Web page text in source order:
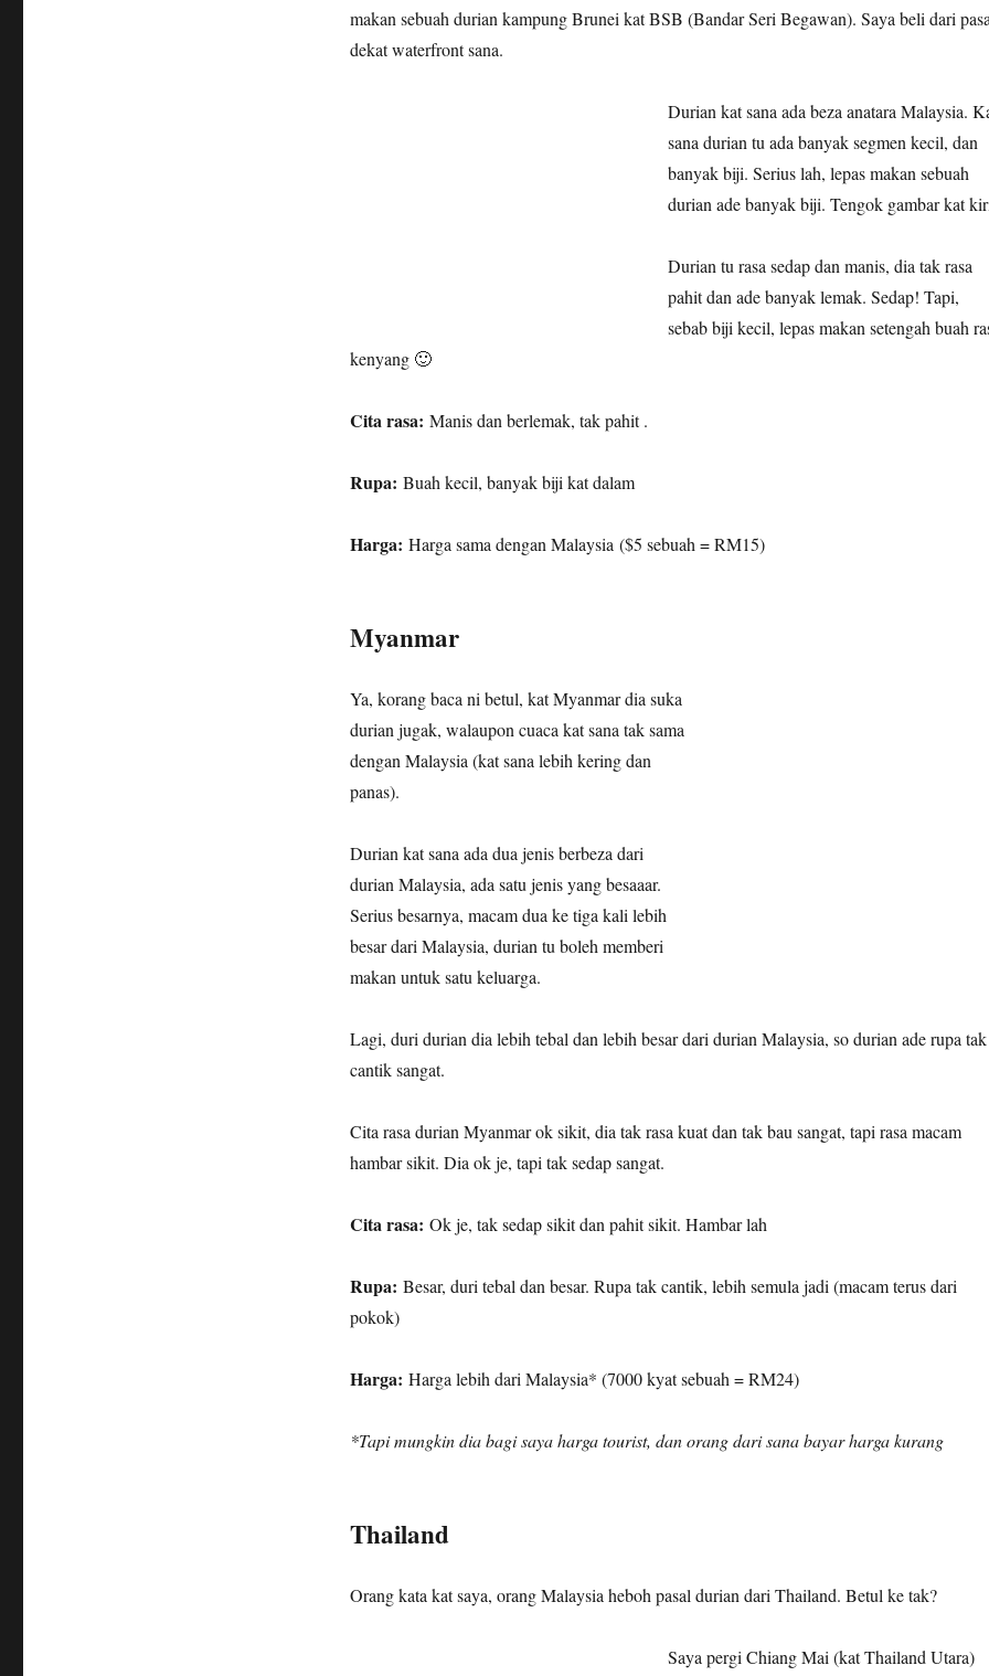
makan sebuah durian kampung Brunei kat BSB (Bandar Seri Begawan). Saya beli dari
dekat waterfront sana.
Durian kat sana ada beza anatara Malaysia.
sana durian tu ada banyak segmen kecil, dan
banyak biji. Serius lah, lepas makan sebuah
durian ade banyak biji. Tengok gambar kat
Durian tu rasa sedap dan manis, dia tak rasa
pahit dan ade banyak lemak. Sedap! Tapi,
sebab biji kecil, lepas makan setengah buah
kenyang 🙂
Cita rasa: Manis dan berlemak, tak pahit .
Rupa: Buah kecil, banyak biji kat dalam
Harga: Harga sama dengan Malaysia ($5 sebuah = RM15)
Myanmar
Ya, korang baca ni betul, kat Myanmar dia suka
durian jugak, walaupon cuaca kat sana tak sama
dengan Malaysia (kat sana lebih kering dan
panas).
Durian kat sana ada dua jenis berbeza dari
durian Malaysia, ada satu jenis yang besaaar.
Serius besarnya, macam dua ke tiga kali lebih
besar dari Malaysia, durian tu boleh memberi
makan untuk satu keluarga.
Lagi, duri durian dia lebih tebal dan lebih besar dari durian Malaysia, so durian ade rupa tak
cantik sangat.
Cita rasa durian Myanmar ok sikit, dia tak rasa kuat dan tak bau sangat, tapi rasa macam
hambar sikit. Dia ok je, tapi tak sedap sangat.
Cita rasa: Ok je, tak sedap sikit dan pahit sikit. Hambar lah
Rupa: Besar, duri tebal dan besar. Rupa tak cantik, lebih semula jadi (macam terus dari
pokok)
Harga: Harga lebih dari Malaysia* (7000 kyat sebuah = RM24)
*Tapi mungkin dia bagi saya harga tourist, dan orang dari sana bayar harga kurang
Thailand
Orang kata kat saya, orang Malaysia heboh pasal durian dari Thailand. Betul ke tak?
Saya pergi Chiang Mai (kat Thailand Utara)